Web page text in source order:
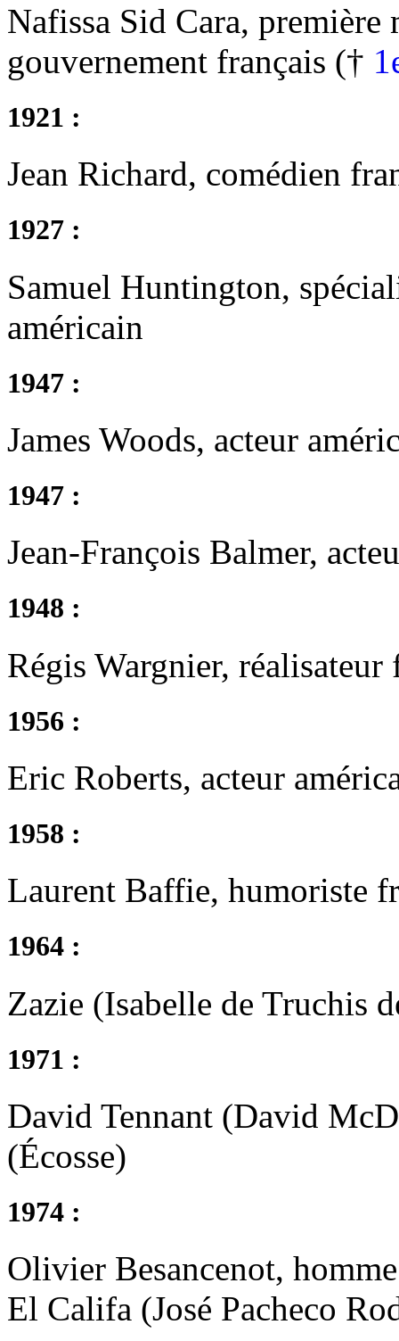
Nafissa Sid Cara, première
gouvernement français (†
1921 :
Jean Richard, comédien
1927 :
Samuel Huntington,
américain
1947 :
James Woods, acteur
1947 :
Jean-François Balmer,
1948 :
Régis Wargnier, réalisateur
1956 :
Eric Roberts, acteur
1958 :
Laurent Baffie, humoriste
1964 :
Zazie (Isabelle de Truchis
1971 :
David Tennant (David
(Écosse)
1974 :
Olivier Besancenot,
El Califa (José Pacheco